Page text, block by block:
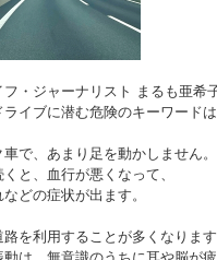
・ジャーナリスト まるも亜希
イブに潜む危険のキーワード
で、あまり足を動かしません。
と、血行が悪くなって、
どの症状が出ます。
を利用することが多くなりま